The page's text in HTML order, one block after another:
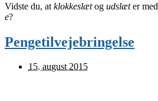
Vidste du, at klokkeslætog udslæter med
e?
Pengetilvejebringelse
15. august 2015